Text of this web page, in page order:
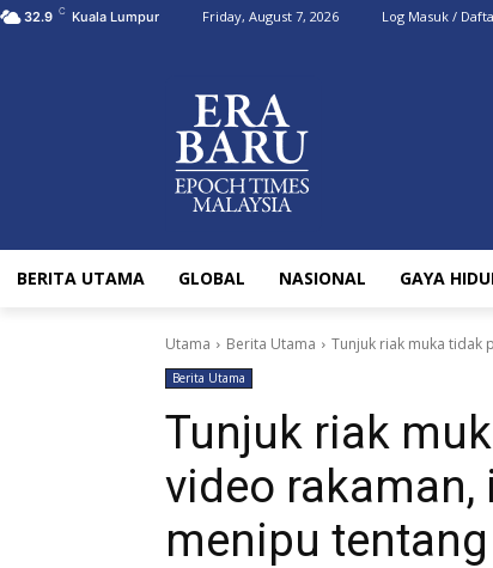
32.9 C Kuala Lumpur Friday, August 7, 2026 Log Masuk /
BERITA UTAMA GLOBAL NASIONAL GAYA
Utama Berita Utama Tunjuk riak muka tidak
Berita Utama
Tunjuk riak
video rakaman,
menipu